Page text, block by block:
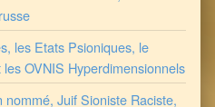
les Etats Psioniques, le
OVNIS Hyperdimensionnels
Juif Sioniste Raciste,